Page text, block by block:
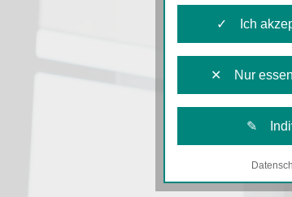
✓ Ich
✕ Nur
✎
Notwendige